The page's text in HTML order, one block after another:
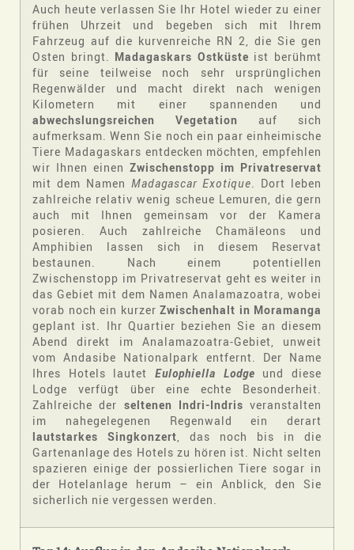
Auch heute verlassen Sie Ihr Hotel wieder zu einer
frühen Uhrzeit und begeben sich mit Ihrem
Fahrzeug auf die kurvenreiche RN 2, die Sie gen
Osten bringt. Madagaskars Ostküste ist berühmt
für seine teilweise noch sehr ursprünglichen
Regenwälder und macht direkt nach wenigen
Kilometern mit einer spannenden und
abwechslungsreichen Vegetation auf sich
aufmerksam. Wenn Sie noch ein paar einheimische
Tiere Madagaskars entdecken möchten, empfehlen
wir Ihnen einen Zwischenstopp im Privatreservat
mit dem Namen Madagascar Exotique . Dort leben
zahlreiche relativ wenig scheue Lemuren, die gern
auch mit Ihnen gemeinsam vor der Kamera
posieren. Auch zahlreiche Chamäleons und
Amphibien lassen sich in diesem Reservat
bestaunen. Nach einem potentiellen
Zwischenstopp im Privatreservat geht es weiter in
das Gebiet mit dem Namen Analamazoatra, wobei
vorab noch ein kurzer Zwischenhalt in Moramanga
geplant ist. Ihr Quartier beziehen Sie an diesem
Abend direkt im Analamazoatra-Gebiet, unweit
vom Andasibe Nationalpark entfernt. Der Name
Ihres Hotels lautet Eulophiella Lodge und diese
Lodge verfügt über eine echte Besonderheit.
Zahlreiche der seltenen Indri-Indris veranstalten
im nahegelegenen Regenwald ein derart
lautstarkes Singkonzert , das noch bis in die
Gartenanlage des Hotels zu hören ist. Nicht selten
spazieren einige der possierlichen Tiere sogar in
der Hotelanlage herum – ein Anblick, den Sie
sicherlich nie vergessen werden.